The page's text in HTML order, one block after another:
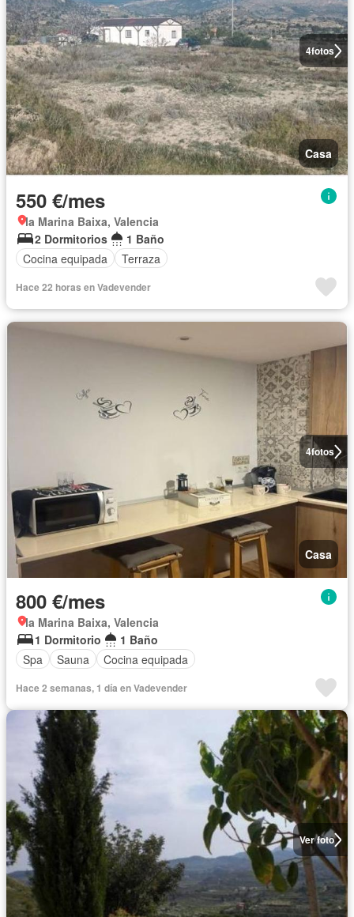
4fotos
Casa
550 €/mes
la Marina Baixa, Valencia
2 Dormitorios
1 Baño
Cocina equipada
Terraza
Hace 22 horas en Vadevender
4fotos
Casa
800 €/mes
la Marina Baixa, Valencia
1 Dormitorio
1 Baño
Spa
Sauna Cocina equipada
Hace 2 semanas, 1 día en Vadevender
Ver foto